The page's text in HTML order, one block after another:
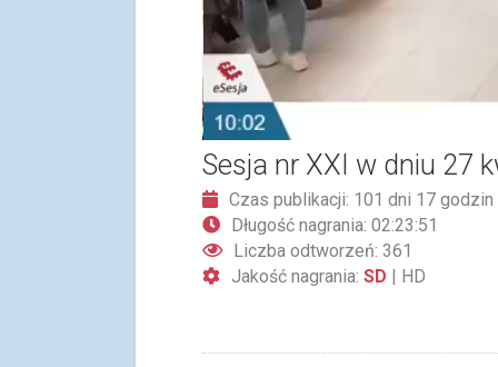
Sesja nr XXI w dniu 27
Czas publikacji: 101 dni 17 godzin
Długość nagrania: 02:23:51
Liczba odtworzeń: 361
Jakość nagrania: SD HD